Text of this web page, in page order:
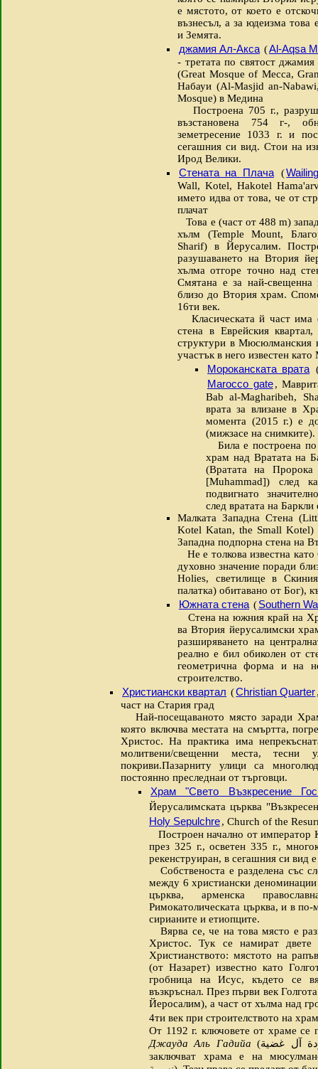
е мястото, от което е
възнесъл, а за юдеизма
и Земята.
джамия Ал-Акса (Al-Aqsa
- третата по святост
(Great Mosque of Mecca,
Набауи (Al-Masjid an-
Mosque) в Медина
Построена 705 г.,
възстановена 754 г-,
земетресение 1033 г. и
сегашния си вид. Стои на
Ирод Велики.
Стената на Плача (
Wall, Kotel, Hakotel
името идва от това, че от
плачат
Това е (част от 488 m)
хълм (Temple Mount,
Sharif) в Йерусалим.
разушаването на Втория
хълма отгоре точно над
Смятана е за най-
близо до Втория храм.
16ти век.
Класическата й част има
стена в Еврейския
структури в Мюсюлманския
участък в него известен
Мороканската врата
Marocco gate ,
Bab al-Magharibeh,
врата за влизане в
момента (2015 г.) е
(мижзасе на снимките).
Била е построена по
храм над Вратата на
(Вратата на
[Muhammad]) след
подвигнато
след вратата на
Малката Западна Стена
Kotel Katan, the Small Kotel)
Западна подпорна стена на
Не е толкова известна
духовно значение поради
Holies, светилище в
палатка) обитавано от Бог),
Южната стена (Southern
Стена на южния край на
ва Втория йерусалимски
разширяването на
реално е бил обиколен от
геометрична форма и на
строителство.
Христиански квартал (Christian Quarter
част на Стария град
Най-посещаваното място заради
която включва местата на смъртта,
Христос. На практика има
молитвени/свещенни места,
покриви.Пазарниту улици са
постоянно преследнаи от търговци.
Храм "Свето Възкресение
Йерусалимската църква
Holy Sepulchre, Church of the
Построен начално от император
през 325 г., осветен 335 г.,
рекенструиран, в сегашния си вид
Собственоста е разделена със
между 6 христиански
църква, арменска
Римокатолическата църква, и в по-
сирианите и етиопците.
Вярва се, че на това място е
Христос. Тук се намират
Христианството: мястото на
(от Назарет) известно като
гробница на Исус, където се
възкръснал. През първи век
Йеросалим), а част от хълма над
4ти век при строителството на
От 1192 г. ключовете от храме се
Джауда Аль Гадийа (آل غضية
заключват храма е на